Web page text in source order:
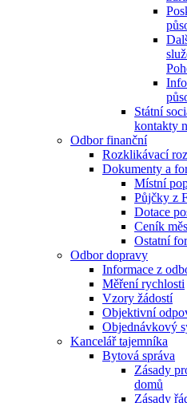
Státní
kontakty
Odbor finanční
Rozklikávací
Dokumenty a
Místní
Půjčky z
Dotace
Ceník
Ostatní
Odbor dopravy
Informace z
Měření rychlosti
Vzory žádostí
Objektivní
Objednávkový
Kancelář tajemníka
Bytová správa
Zásady
domů
Zásady